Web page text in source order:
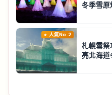
冬季雪原
人氣No.2
札幌雪祭
亮北海道